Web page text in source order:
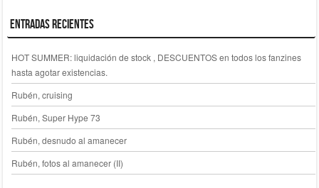
Entradas recientes
HOT SUMMER: liquidación de stock , DESCUENTOS en todos los fanzines
hasta agotar existencias.
Rubén, cruising
Rubén, Super Hype 73
Rubén, desnudo al amanecer
Rubén, fotos al amanecer (II)